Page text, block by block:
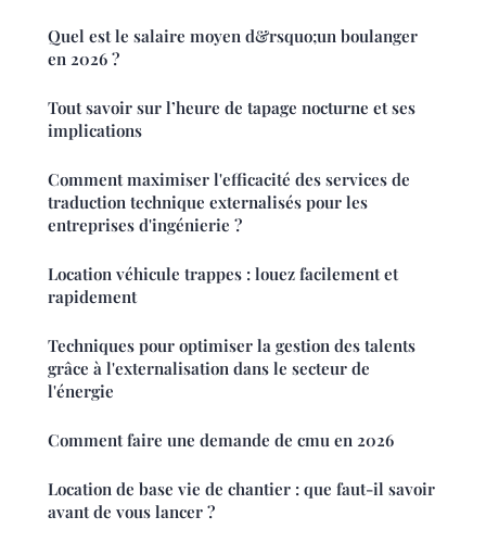
Quel est le salaire moyen d&rsquo;un boulanger
en 2026 ?
Tout savoir sur l’heure de tapage nocturne et ses
implications
Comment maximiser l'efficacité des services de
traduction technique externalisés pour les
entreprises d'ingénierie ?
Location véhicule trappes : louez facilement et
rapidement
Techniques pour optimiser la gestion des talents
grâce à l'externalisation dans le secteur de
l'énergie
Comment faire une demande de cmu en 2026
Location de base vie de chantier : que faut-il savoir
avant de vous lancer ?